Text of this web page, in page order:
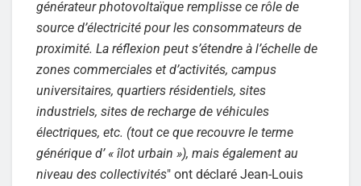
générateur photovoltaïque remplisse ce rôle de
source d’électricité pour les consommateurs de
proximité. La réflexion peut s’étendre à l’échelle de
zones commerciales et d’activités, campus
universitaires, quartiers résidentiels, sites
industriels, sites de recharge de véhicules
électriques, etc. (tout ce que recouvre le terme
générique d’ « îlot urbain »), mais également au
niveau des collectivités" ont déclaré Jean-Louis